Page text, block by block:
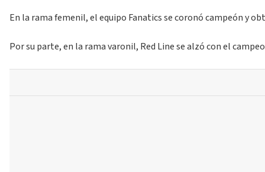
En la rama femenil, el equipo Fanatics se coronó campeón y
Por su parte, en la rama varonil, Red Line se alzó con el